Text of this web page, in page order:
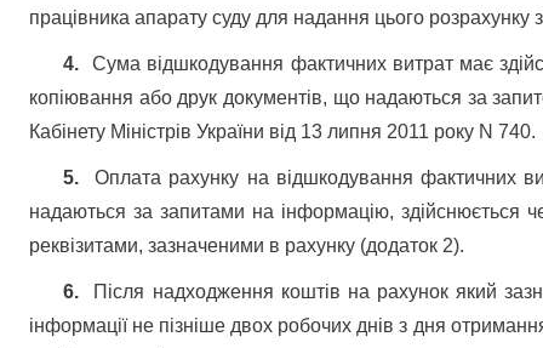
працівника апарату суду для надання цього розрахунку
4.
Сума відшкодування фактичних витрат має
копіювання або друк документів, що надаються за
Кабінету Міністрів України від 13 липня 2011 року N 740.
5.
Оплата рахунку на відшкодування фактичних
надаються за запитами на інформацію, здійснюється
реквізитами, зазначеними в рахунку (додаток 2).
6.
Після надходження коштів на рахунок який
інформації не пізніше двох робочих днів з дня